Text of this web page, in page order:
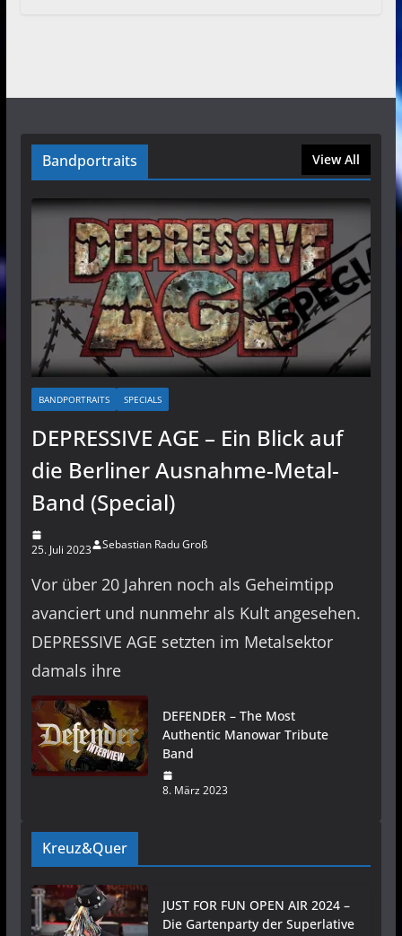
Bandportraits View All
BANDPORTRAITS SPECIALS
DEPRESSIVE AGE – Ein Blick auf
die Berliner Ausnahme-Metal-
Band (Special)
25. Juli 2023 Sebastian Radu Groß
Vor über 20 Jahren noch als Geheimtipp
avanciert und nunmehr als Kult angesehen.
DEPRESSIVE AGE setzten im Metalsektor
damals ihre
DEFENDER – The Most
Authentic Manowar Tribute
Band
8. März 2023
Kreuz&Quer
JUST FOR FUN OPEN AIR 2024 –
Die Gartenparty der Superlative